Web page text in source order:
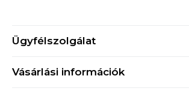
Ügyfélszolgálat
Vásárlási információk